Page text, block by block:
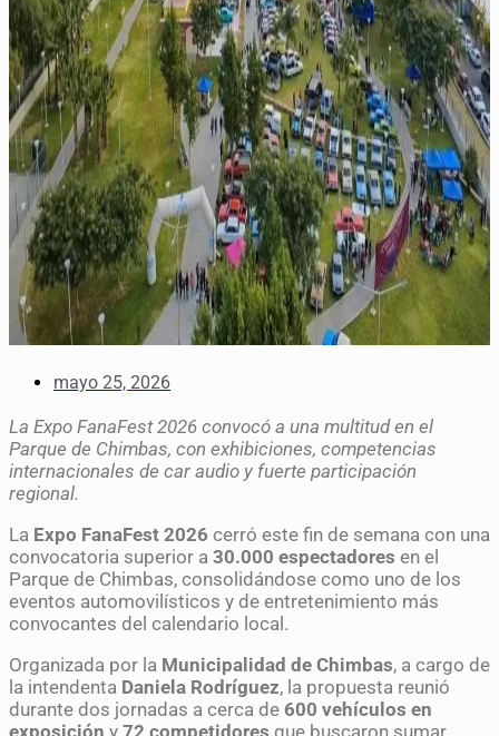
mayo 25, 2026
La Expo FanaFest 2026 convocó a una multitud en el
Parque de Chimbas, con exhibiciones, competencias
internacionales de car audio y fuerte participación
regional.
La Expo FanaFest 2026 cerró este fin de semana con una
convocatoria superior a 30.000 espectadores en el
Parque de Chimbas, consolidándose como uno de los
eventos automovilísticos y de entretenimiento más
convocantes del calendario local.
Organizada por la Municipalidad de Chimbas, a cargo de
la intendenta Daniela Rodríguez, la propuesta reunió
durante dos jornadas a cerca de 600 vehículos en